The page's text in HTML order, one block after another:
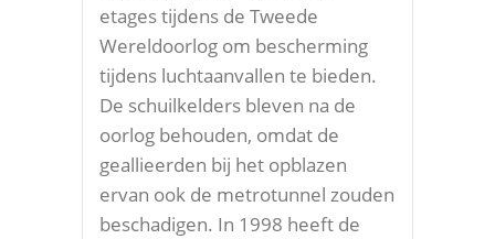
etages tijdens de Tweede
Wereldoorlog om bescherming
tijdens luchtaanvallen te bieden.
De schuilkelders bleven na de
oorlog behouden, omdat de
geallieerden bij het opblazen
ervan ook de metrotunnel zouden
beschadigen. In 1998 heeft de